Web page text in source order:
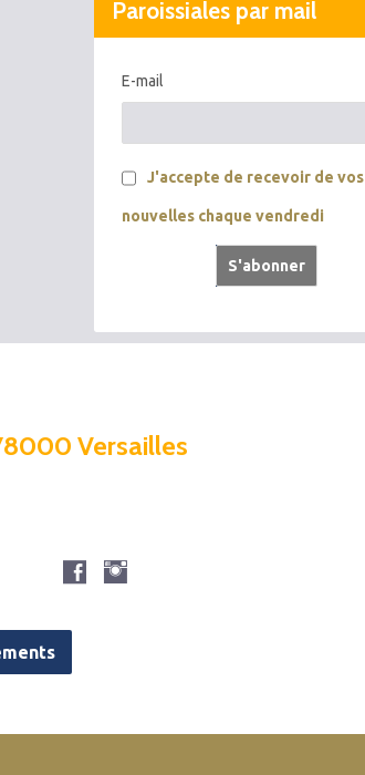
Paroissiales par mail
E-mail
J'accepte de recevoir de vos
nouvelles chaque vendredi
Versailles